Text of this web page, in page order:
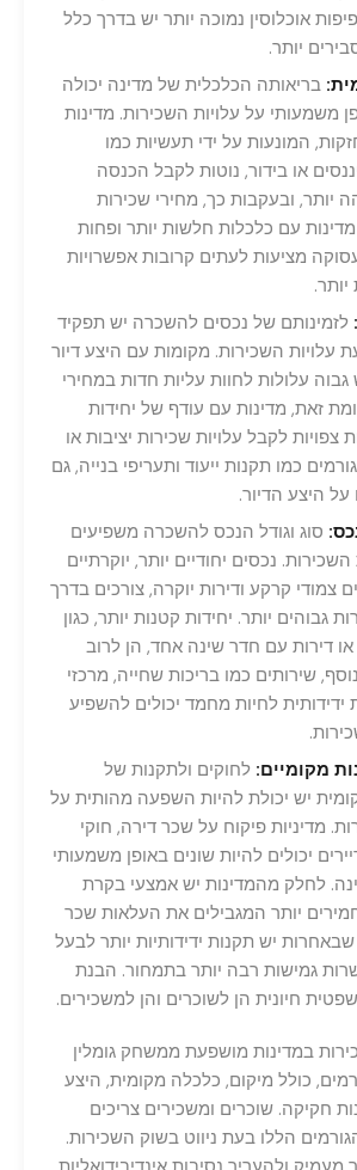
אוכלוסין נמוכה יותר יש בדרך כלל
יותר.
בריאותה הכלכלית של מדינה יכולה
משמעותי על עלויות השכירות. מדינות
המונעות על ידי תעשיות כמו
או בידור, נוטות לקבל הכנסה
יותר, ובעקבות כך, מחירי שכירות
מדינות עם כלכלות חלשות יותר ופחות
מציעות לעתים קרובות אפשרויות
לזמינותם של נכסים להשכרה יש תפקיד
עלויות השכירות. מקומות עם היצע דיור
גבוה עלולות לחוות עליות חדות במחירי
זאת, מדינות עם עודף של יחידות
צפויות לקבל עלויות שכירות יציבות או
כמו תקנות ייעוד ותעריפי בנייה, גם
היצע הדיור.
סוג וגודל הנכס להשכרה משפיעים
נכסים יחודיים יותר, יוקרתיים
צמודי קרקע ודירות יוקרה, צורכים בדרך
גבוהים יותר. יחידות קטנות יותר, כגון
או דירות עם חדר שינה אחד, הן לרוב
שירותים כמו בריכות שחייה, מרכזי
ידידותית לחיות מחמד יכולים להשפיע
מקומיים: לחוקים ולתקנות של
יש יכולת להיות השפעה מהותית על
מדיניות פיקוח על שכר דירה, חוקי
דיירים יכולים להיות שונים באופן משמעותי
לחלק מהמדינות יש אמצעי בקרת
יותר המגבילים את העלאות שכר
יש תקנות ידידותיות יותר לבעל
גמישות רבה יותר בתמחור. הבנת
חיונית הן לשוכרים והן למשכירים.
במדינות מושפעת ממשחק גומלין
כולל מיקום, כלכלה מקומית, היצע
חקיקה. שוכרים ומשכירים צריכים
הללו בעת ניווט בשוק השכירות.